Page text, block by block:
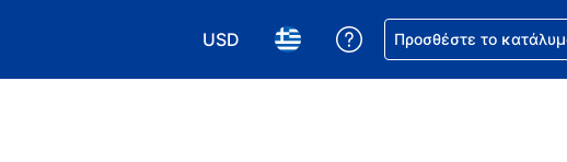
USD
Επιλέξτε το νόμισμά σας. Το τωρινό σας
Επιλέξτε τη γλώσσα σας. Η
Βοήθεια για την
Προσθέστε το